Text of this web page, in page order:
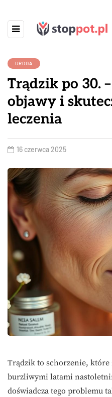
URODA
Trądzik po 30.
objawy i
leczenia
16 czerwca 2025
Trądzik to schorzenie, które
burzliwymi latami
doświadcza tego problemu